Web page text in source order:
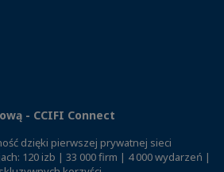
- CCIFI Connect
dzięki pierwszej prywatnej sieci
120 izb | 33 000 firm | 4 000 wydarzeń |